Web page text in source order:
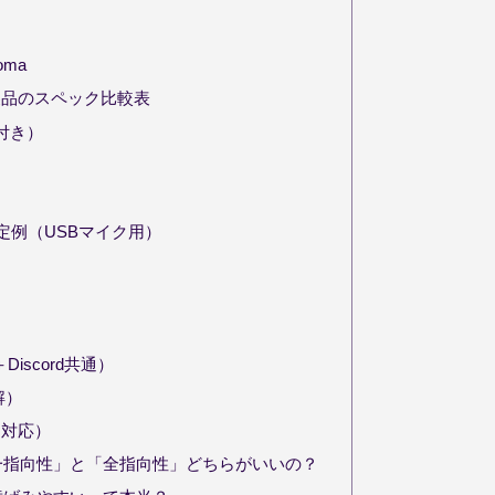
のスペック比較表
）
（USBマイク用）
共通）
応）
向性」と「全指向性」どちらがいいの？